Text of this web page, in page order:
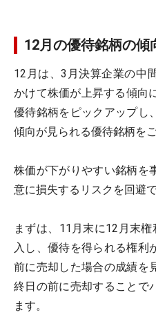
12月の優待銘柄の傾
12月は、3月決算企業の中
かけて株価が上昇する傾向
優待銘柄をピックアップし
傾向が見られる優待銘柄を
株価が下がりやすい銘柄を
意に損失するリスクを回避
まずは、11月末に12月末
入し、優待を得られる権利
前に売却した場合の成績を
終日の前に売却することで
ます。